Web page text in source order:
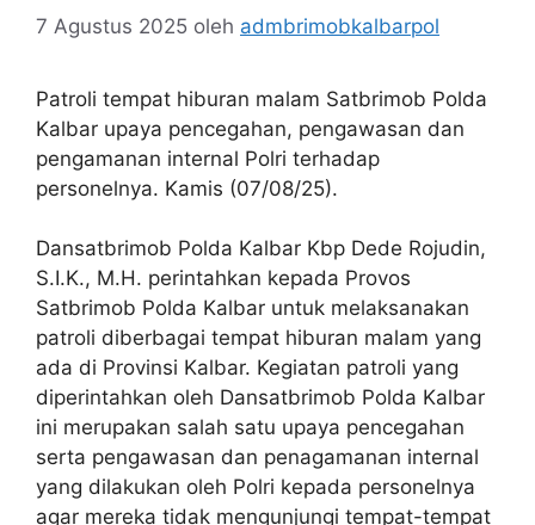
7 Agustus 2025 oleh admbrimobkalbarpol
Patroli tempat hiburan malam Satbrimob Polda
Kalbar upaya pencegahan, pengawasan dan
pengamanan internal Polri terhadap
personelnya. Kamis (07/08/25).
Dansatbrimob Polda Kalbar Kbp Dede Rojudin,
S.I.K., M.H. perintahkan kepada Provos
Satbrimob Polda Kalbar untuk melaksanakan
patroli diberbagai tempat hiburan malam yang
ada di Provinsi Kalbar. Kegiatan patroli yang
diperintahkan oleh Dansatbrimob Polda Kalbar
ini merupakan salah satu upaya pencegahan
serta pengawasan dan penagamanan internal
yang dilakukan oleh Polri kepada personelnya
agar mereka tidak mengunjungi tempat-tempat